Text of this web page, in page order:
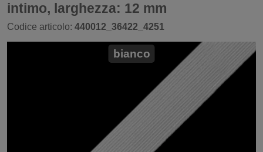
intimo, larghezza: 12 mm
Codice articolo: 440012_36422_4251
bianco